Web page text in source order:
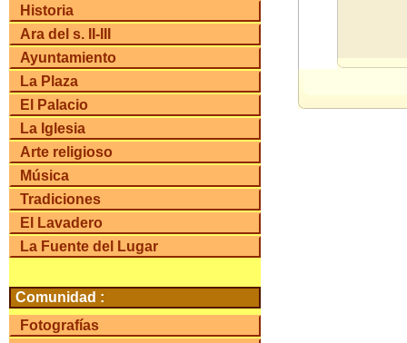
Historia
Ara del s. II-III
Ayuntamiento
La Plaza
El Palacio
La Iglesia
Arte religioso
Música
Tradiciones
El Lavadero
La Fuente del Lugar
Comunidad :
Fotografías